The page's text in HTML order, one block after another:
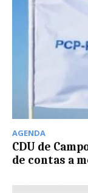
AGENDA
CDU de
de contas a